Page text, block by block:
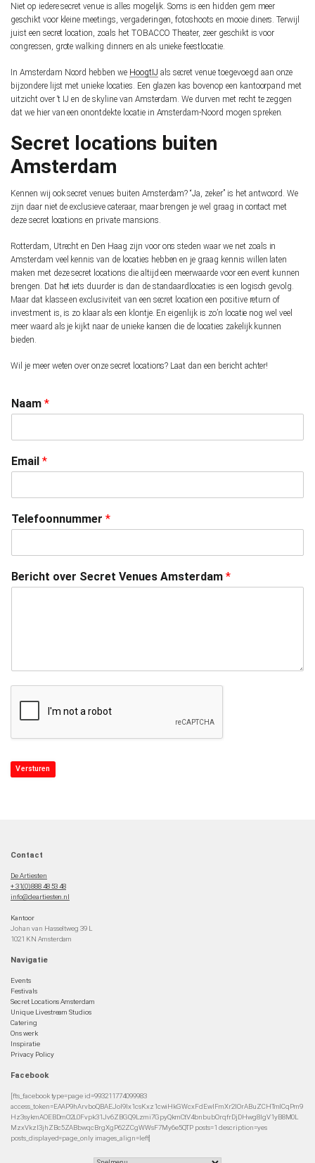
Niet op iedere secret venue is alles mogelijk. Soms is een hidden gem meer
geschikt voor kleine meetings, vergaderingen, fotoshoots en mooie diners. Terwijl
juist een secret location, zoals het TOBACCO Theater, zeer geschikt is voor
congressen, grote walking dinners en als unieke feestlocatie.
In Amsterdam Noord hebben we HoogtIJ als secret venue toegevoegd aan onze
bijzondere lijst met unieke locaties. Een glazen kas bovenop een kantoorpand met
uitzicht over ‘t IJ en de skyline van Amsterdam. We durven met recht te zeggen
dat we hier van een onontdekte locatie in Amsterdam-Noord mogen spreken.
Secret locations buiten
Amsterdam
Kennen wij ook secret venues buiten Amsterdam? “Ja, zeker” is het antwoord. We
zijn daar niet de exclusieve cateraar, maar brengen je wel graag in contact met
deze secret locations en private mansions.
Rotterdam, Utrecht en Den Haag zijn voor ons steden waar we net zoals in
Amsterdam veel kennis van de locaties hebben en je graag kennis willen laten
maken met deze secret locations die altijd een meerwaarde voor een event kunnen
brengen. Dat het iets duurder is dan de standaardlocaties is een logisch gevolg.
Maar dat klasse en exclusiviteit van een secret location een positive return of
investment is, is zo klaar als een klontje. En eigenlijk is zo’n locatie nog wel veel
meer waard als je kijkt naar de unieke kansen die de locaties zakelijk kunnen
bieden.
Wil je meer weten over onze secret locations? Laat dan een bericht achter!
Naam *
Email *
Telefoonnummer *
Bericht over Secret Venues Amsterdam *
Versturen
Contact
De Artiesten
+ 31(0)888 48 53 48
info@deartiesten.nl
Kantoor
Johan van Hasseltweg 39 L
1021 KN Amsterdam
Navigatie
Events
Festivals
Secret Locations Amsterdam
Unique Livestream Studios
Catering
Ons werk
Inspiratie
Privacy Policy
Facebook
[fts_facebook type=page id=993211774099983
access_token=EAAP9hArvboQBAEJoI9Ix1csKxz1cwiHkGWcxFdEwIFmXr2IOrABuZCHTmlCqPm9
Hz3sykmAOEBDmO2L0Fvpk31Jv6ZBGQ9Lzmi7GpyQkmCtV4bnbubOrqfrDjDHwg8lgV1yB8M0L
MzxVkzI3jhZBc5ZABbwqcBrgXgP62ZCgWWsF7My6e5QTP posts=1 description=yes
posts_displayed=page_only images_align=left]